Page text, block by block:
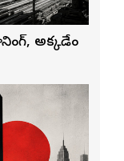
అక్కడేం